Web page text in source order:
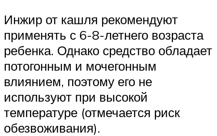
Инжир от кашля рекомендуют
применять с 6-8-летнего возраста
ребенка. Однако средство обладает
потогонным и мочегонным
влиянием, поэтому его не
используют при высокой
температуре (отмечается риск
обезвоживания).